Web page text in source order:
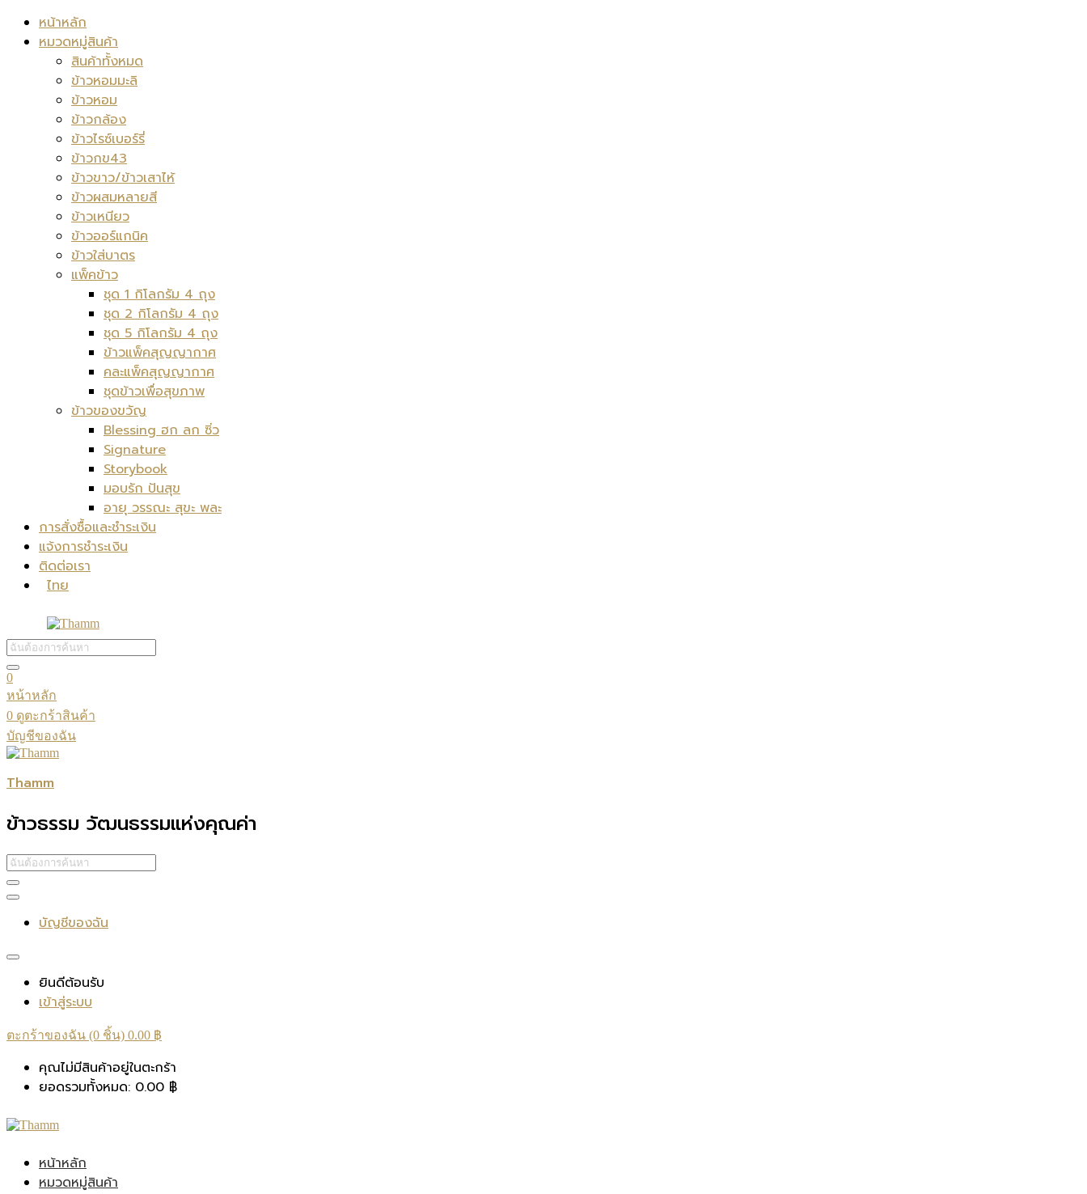
หน้าหลัก
หมวดหมู่สินค้า
สินค้าทั้งหมด
ข้าวหอมมะลิ
ข้าวหอม
ข้าวกล้อง
ข้าวไรซ์เบอร์รี่
ข้าวกข43
ข้าวขาว/ข้าวเสาไห้
ข้าวผสมหลายสี
ข้าวเหนียว
ข้าวออร์แกนิค
ข้าวใส่บาตร
แพ็คข้าว
ชุด 1 กิโลกรัม 4 ถุง
ชุด 2 กิโลกรัม 4 ถุง
ชุด 5 กิโลกรัม 4 ถุง
ข้าวแพ็คสุญญากาศ
คละแพ็คสุญญากาศ
ชุดข้าวเพื่อสุขภาพ
ข้าวของขวัญ
Blessing ฮก ลก ซิ่ว
Signature
Storybook
มอบรัก ปันสุข
อายุ วรรณะ สุขะ พละ
การสั่งซื้อและชำระเงิน
แจ้งการชำระเงิน
ติดต่อเรา
ไทย
0
หน้าหลัก
0 ดูตะกร้าสินค้า
บัญชีของฉัน
Thamm
ข้าวธรรม วัฒนธรรมแห่งคุณค่า
บัญชีของฉัน
ยินดีต้อนรับ
เข้าสู่ระบบ
ตะกร้าของฉัน (0 ชิ้น) 0.00 ฿
คุณไม่มีสินค้าอยู่ในตะกร้า
ยอดรวมทั้งหมด: 0.00 ฿
หน้าหลัก
หมวดหมู่สินค้า